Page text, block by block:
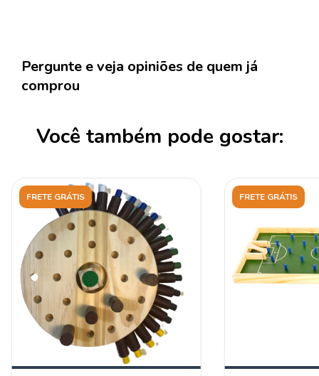
Pergunte e veja opiniões de quem já
comprou
Você também pode gostar:
FRETE GRÁTIS FRETE GRÁTIS